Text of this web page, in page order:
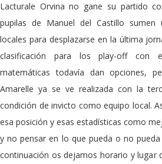
Lacturale Orvina no gane su partido
pupilas de Manuel del Castillo sumen
locales para desplazarse en la última
clasificación para los play-off con
matemáticas todavía dan opciones,
Amarelle ya se ve realizada con la
condición de invicto como equipo local.
esa posición y esas estadísticas como
y no pensar en lo que pueda o no pueda
continuación os dejamos horario y lugar